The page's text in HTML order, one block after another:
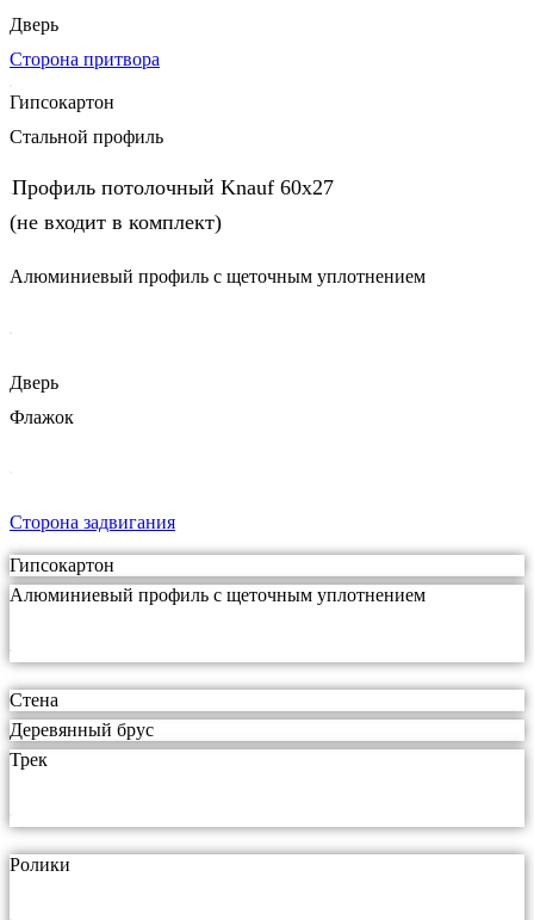
Дверь
Сторона притвора
Гипсокартон
Стальной профиль
Профиль потолочный Knauf 60х27
(не входит в комплект)
Алюминиевый профиль с щеточным уплотнением
Дверь
Флажок
Сторона задвигания
Гипсокартон
Алюминиевый профиль с щеточным уплотнением
Стена
Деревянный брус
Трек
Ролики